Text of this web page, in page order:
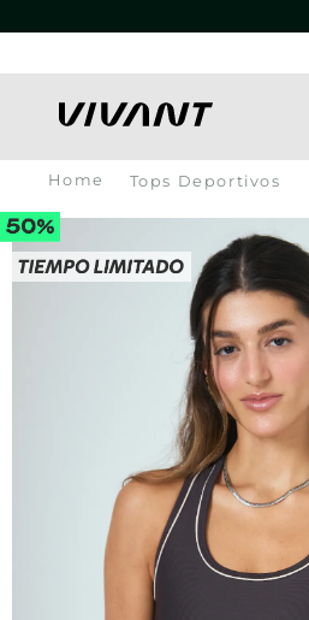
Tops Deportivos